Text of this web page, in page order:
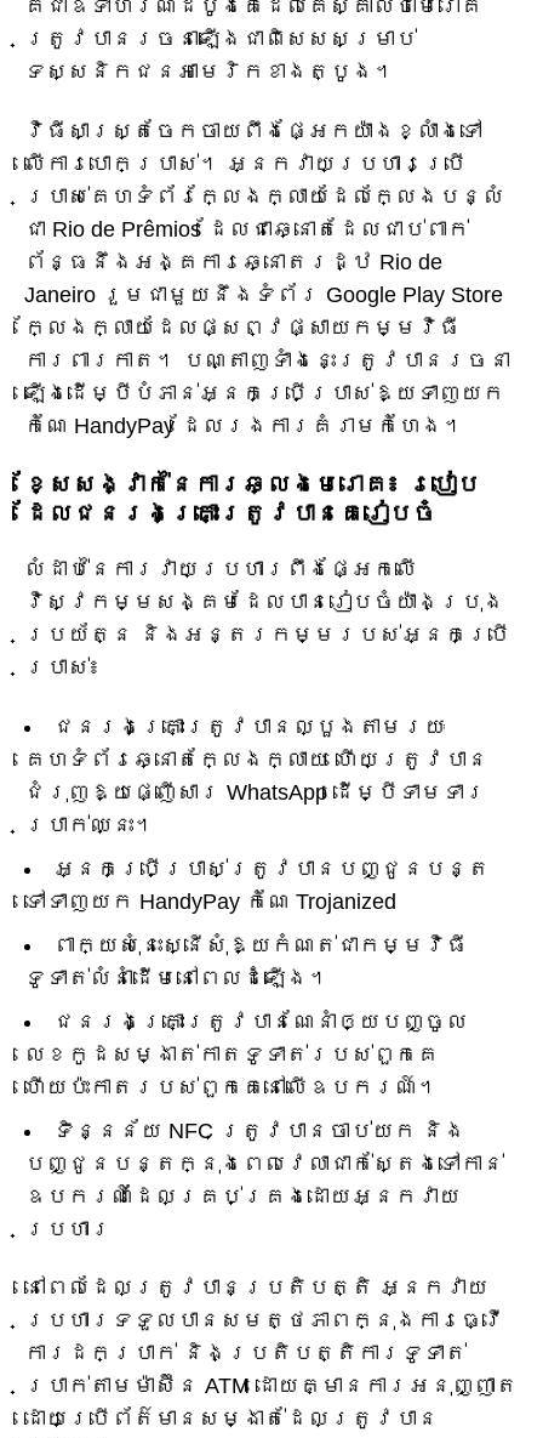
គឺជាឧទាហរណ៍ដំបូងគេដែលគេស្គាល់ថាមេរោគ
ត្រូវបានរចនាឡើងជាពិសេសសម្រាប់
ទស្សនិកជនអាមេរិកខាងត្បូង។
វិធីសាស្ត្រចែកចាយពឹងផ្អែកយ៉ាងខ្លាំងទៅ
លើការបោកប្រាស់។ អ្នកវាយប្រហារប្រើ
ប្រាស់គេហទំព័រក្លែងក្លាយដែលក្លែងបន្លំ
ជា Rio de Prêmios ដែលជាឆ្នោតដែលជាប់ពាក់
ព័ន្ធនឹងអង្គការឆ្នោតរដ្ឋ Rio de
Janeiro រួមជាមួយនឹងទំព័រ Google Play Store
ក្លែងក្លាយដែលផ្សព្វផ្សាយកម្មវិធី
ការពារកាត។ បណ្តាញទាំងនេះត្រូវបានរចនា
ឡើងដើម្បីបំភាន់អ្នកប្រើប្រាស់ឱ្យទាញយក
កំណែ HandyPay ដែលរងការគំរាមកំហែង។
ខ្សែសង្វាក់នៃការឆ្លងមេរោគ៖ របៀប
ដែលជនរងគ្រោះត្រូវបានគេរៀបចំ
លំដាប់នៃការវាយប្រហារពឹងផ្អែកលើ
វិស្វកម្មសង្គមដែលបានរៀបចំយ៉ាងប្រុង
ប្រយ័ត្ន និងអន្តរកម្មរបស់អ្នកប្រើ
ប្រាស់៖
ជនរងគ្រោះត្រូវបានល្បួងតាមរយៈ
គេហទំព័រឆ្នោតក្លែងក្លាយ ហើយត្រូវបាន
ជំរុញឱ្យផ្ញើសារ WhatsApp ដើម្បីទាមទារ
ប្រាក់ឈ្នះ។
អ្នកប្រើប្រាស់ត្រូវបានបញ្ជូនបន្ត
ទៅទាញយក HandyPay កំណែ Trojanized
ពាក្យសុំនេះស្នើសុំឱ្យកំណត់ជាកម្មវិធី
ទូទាត់លំនាំដើមនៅពេលដំឡើង។
ជនរងគ្រោះត្រូវបានណែនាំឲ្យបញ្ចូល
លេខកូដសម្ងាត់កាតទូទាត់របស់ពួកគេ
ហើយប៉ះកាតរបស់ពួកគេនៅលើឧបករណ៍។
ទិន្នន័យ NFC ត្រូវបានចាប់យក និង
បញ្ជូនបន្តក្នុងពេលវេលាជាក់ស្តែងទៅកាន់
ឧបករណ៍ដែលគ្រប់គ្រងដោយអ្នកវាយ
ប្រហារ
នៅពេលដែលត្រូវបានប្រតិបត្តិ អ្នកវាយ
ប្រហារទទួលបានសមត្ថភាពក្នុងការធ្វើ
ការដកប្រាក់ និងប្រតិបត្តិការទូទាត់
ប្រាក់តាមម៉ាស៊ីន ATM ដោយគ្មានការអនុញ្ញាត
ដោយប្រើព័ត៌មានសម្ងាត់ដែលត្រូវបាន